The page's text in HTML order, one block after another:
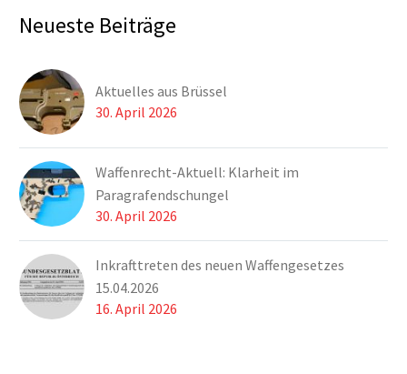
in unserem Vorstand,
erlaubt sich die IWÖ zu
angeführten
Gesetzesvorhaben
Stellungnahme
abzugeben.
Neueste Beiträge
Aktuelles aus Brüssel
30. April 2026
Waffenrecht-Aktuell: Klarheit im
Paragrafendschungel
30. April 2026
Inkrafttreten des neuen Waffengesetzes
15.04.2026
16. April 2026